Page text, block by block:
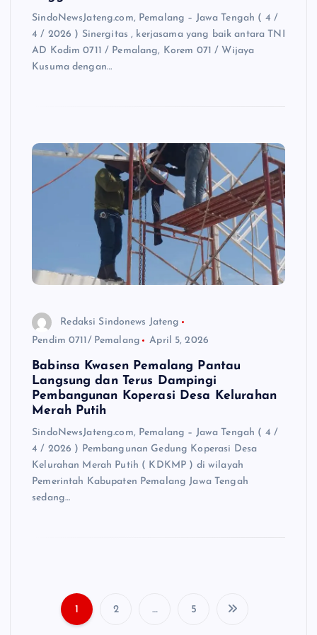
SindoNewsJateng.com, Pemalang – Jawa Tengah ( 4 /
4 / 2026 ) Sinergitas , kerjasama yang baik antara TNI
AD Kodim 0711 / Pemalang, Korem 071 / Wijaya
Kusuma dengan…
Redaksi Sindonews Jateng
Pendim 0711/ Pemalang
April 5, 2026
Babinsa Kwasen Pemalang Pantau
Langsung dan Terus Dampingi
Pembangunan Koperasi Desa Kelurahan
Merah Putih
SindoNewsJateng.com, Pemalang – Jawa Tengah ( 4 /
4 / 2026 ) Pembangunan Gedung Koperasi Desa
Kelurahan Merah Putih ( KDKMP ) di wilayah
Pemerintah Kabupaten Pemalang Jawa Tengah
sedang…
1 2 … 5